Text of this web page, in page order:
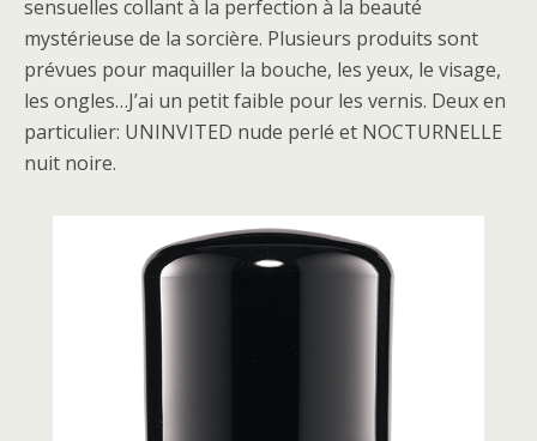
sensuelles collant à la perfection à la beauté
mystérieuse de la sorcière. Plusieurs produits sont
prévues pour maquiller la bouche, les yeux, le visage,
les ongles…J’ai un petit faible pour les vernis. Deux en
particulier: UNINVITED nude perlé et NOCTURNELLE
nuit noire.